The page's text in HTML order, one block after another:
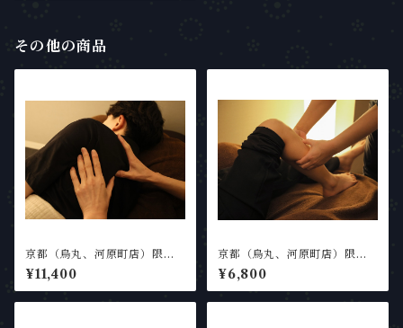
その他の商品
京都（烏丸、河原町店）限定
【120分】 【全身疲労回復】
贅沢ヘッドスパコース120分
¥11,400
京都（烏丸、河原町店）限定
【75分】【足の疲れ】膝下・
足裏＋ヘッドスパ75分
¥6,800